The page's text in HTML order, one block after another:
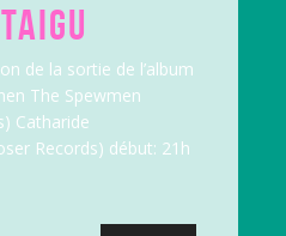
de la sortie de l’album
The Spewmen
Catharide
Records) début: 21h